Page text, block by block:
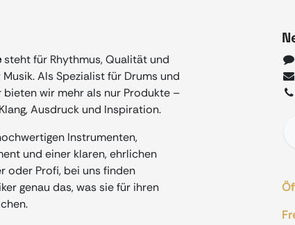
steht für Rhythmus, Qualität und
Als Spezialist für Drums und
bieten wir mehr als nur Produkte –
Ausdruck und Inspiration.
Instrumenten,
und einer klaren, ehrlichen
oder Profi, bei uns finden
genau das, was sie für ihren